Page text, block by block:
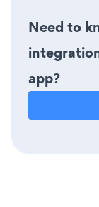
Need to
app?